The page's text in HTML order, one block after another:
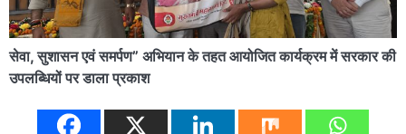
सेवा, सुशासन एवं समर्पण” अभियान के तहत आयोजित कार्यक्रम में सरकार की
उपलब्धियों पर डाला प्रकाश